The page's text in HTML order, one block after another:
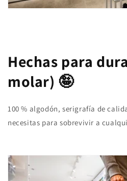
Hechas para
molar) 🤪
100 % algodón, serigrafía de
necesitas para sobrevivir a